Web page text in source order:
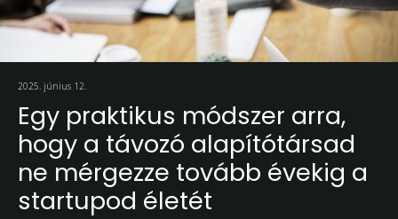
2025. június 12.
Egy praktikus módszer arra,
hogy a távozó alapítótársad
ne mérgezze tovább évekig a
startupod életét